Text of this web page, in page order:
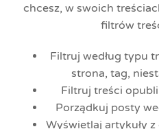
chcesz, w swoich
filtrów
Filtruj według typu
strona, tag,
Filtruj treści
Porządkuj posty
Wyświetlaj artykuły